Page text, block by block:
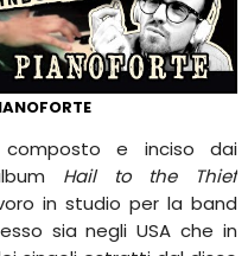
e inciso dai
Hail to the Thief
in studio per la band
sia negli USA che in